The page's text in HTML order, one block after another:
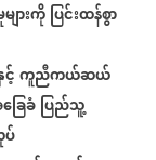
ျားကိုပြင်းထန်စွာ
ကူညီကယ်ဆယ်
ြေခံပြည်သူ့
ပ်